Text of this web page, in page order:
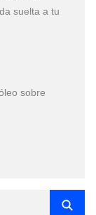
suelta a tu
sobre